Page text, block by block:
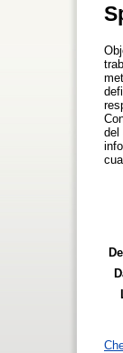
del